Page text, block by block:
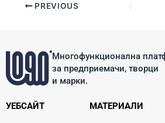
PREVIOUS
Многофункционална
за предприемачи, творци
и марки.
УЕБСАЙТ МАТЕРИАЛИ